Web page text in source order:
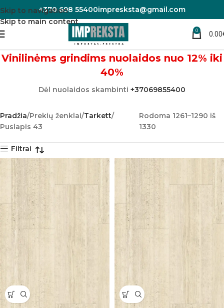
Skip to navigation
Skip to main content
+370 698 55400impresksta@gmail.com
0 0.00
Tarkett
Vinilinėms grindims nuolaidos nuo 12% iki
40%
Dėl nuolaidos skambinti +37069855400
Pradžia Prekių ženklai Tarkett
Puslapis 43
Rodoma 1261–1290 iš
1330
Filtrai